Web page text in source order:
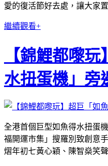
愛的復活節好去處，讓大家
繼續觀看+
【錦鯉都嚟
水扭蛋機」旁
全港首個巨型如魚得水扭蛋
福開運市集」搜羅別致創意
熠年初七黃心穎、陳智燊笑